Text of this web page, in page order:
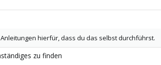
hierfür, dass du das selbst durchführst.
zu finden